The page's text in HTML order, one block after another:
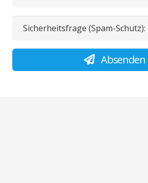
Sicherheitsfrage (Spam-Schutz):
Absenden